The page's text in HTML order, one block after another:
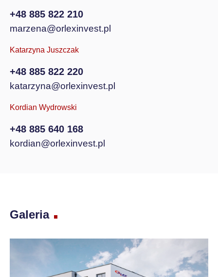
+48 885 822 210
marzena@orlexinvest.pl
Katarzyna Juszczak
+48 885 822 220
katarzyna@orlexinvest.pl
Kordian Wydrowski
+48 885 640 168
kordian@orlexinvest.pl
Galeria